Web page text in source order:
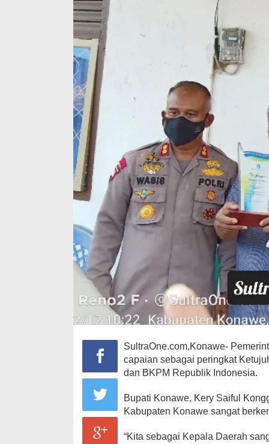
SultraOne.com,Konawe-
capaian sebagai peringkat
dan BKPM Republik Indonesia.
Bupati Konawe, Kery Saiful
Kabupaten Konawe sangat
“Kita sebagai Kepala Daerah